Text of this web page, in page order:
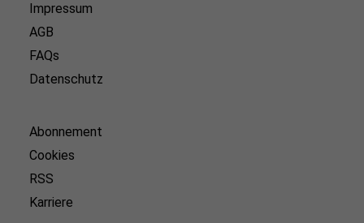
Impressum
AGB
FAQs
Datenschutz
Abonnement
Cookies
RSS
Karriere